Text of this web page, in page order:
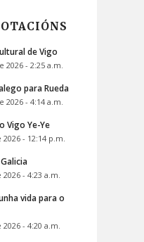
de Vigo
2026 - 2:25 a.m.
para Rueda
2026 - 4:14 a.m.
Vigo Ye-Ye
- 12:14 p.m.
- 4:23 a.m.
vida para o
- 4:20 a.m.